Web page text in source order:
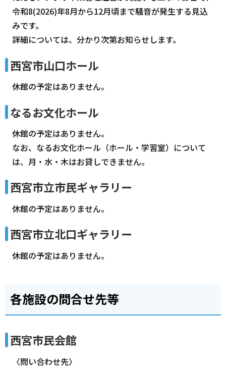
令和8(2026)年8月から12月頃まで騒音が発生する見込
みです。
詳細については、分かり次第お知らせします。
西宮市山口ホール
休館の予定はありません。
なるお文化ホール
休館の予定はありません。
なお、なるお文化ホール（ホール・学習室）について
は、月・水・木はお貸しできません。
西宮市立市民ギャラリー
休館の予定はありません。
西宮市立北口ギャラリー
休館の予定はありません。
各施設の問合せ先等
西宮市民会館
〈問い合わせ先〉